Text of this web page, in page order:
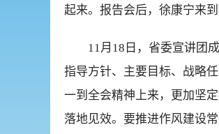
起来。报告会后，徐康宁来
11月18日，省委宣讲团
指导方针、主要目标、战略
一到全会精神上来，更加坚
落地见效。要推进作风建设